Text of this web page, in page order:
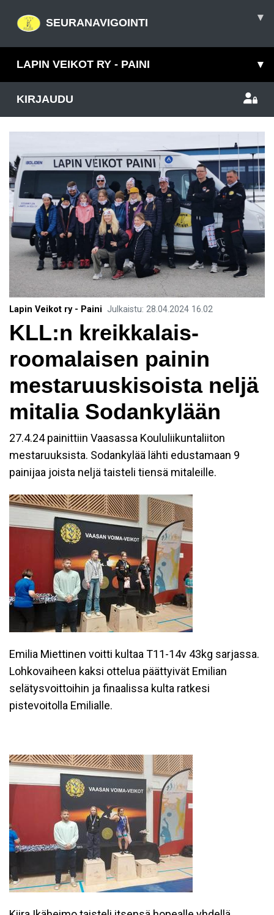
SEURANAVIGOINTI ▾
LAPIN VEIKOT RY - PAINI ▾
KIRJAUDU
Lapin Veikot ry - Paini Julkaistu: 28.04.2024 16.02
KLL:n kreikkalais-
roomalaisen painin
mestaruuskisoista neljä
mitalia Sodankylään
27.4.24 painittiin Vaasassa Koululiikuntaliiton
mestaruuksista. Sodankylää lähti edustamaan 9
painijaa joista neljä taisteli tiensä mitaleille.
Emilia Miettinen voitti kultaa T11-14v 43kg sarjassa.
Lohkovaiheen kaksi ottelua päättyivät Emilian
selätysvoittoihin ja finaalissa kulta ratkesi
pistevoitolla Emilialle.